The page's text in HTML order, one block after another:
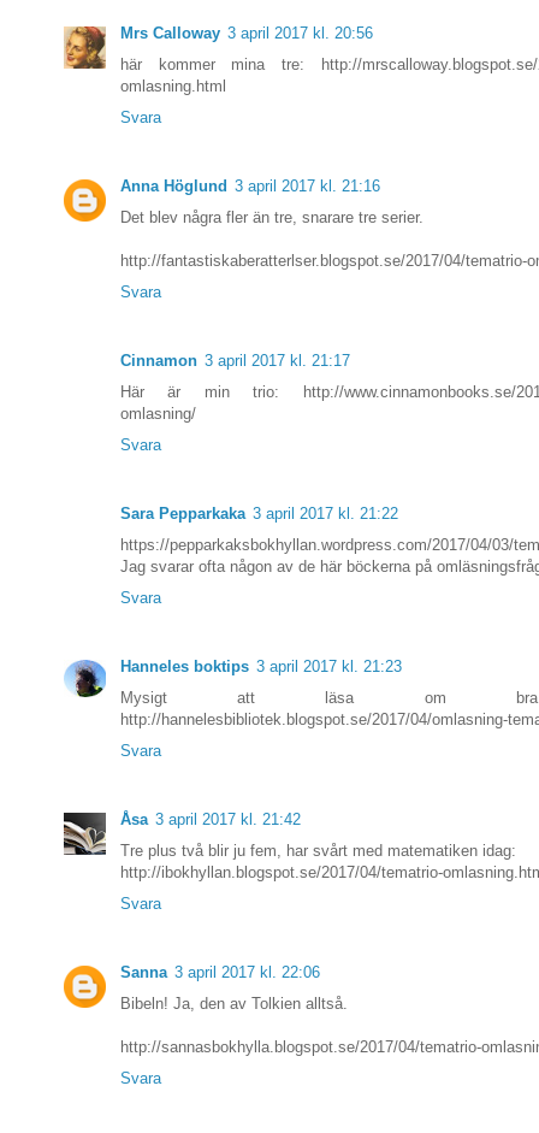
Mrs Calloway 3 april 2017 kl. 20:56
här kommer mina tre: http://mrscalloway.blogspot.se/
omlasning.html
Svara
Anna Höglund 3 april 2017 kl. 21:16
Det blev några fler än tre, snarare tre serier.
http://fantastiskaberatterlser.blogspot.se/2017/04/tematrio-
Svara
Cinnamon 3 april 2017 kl. 21:17
Här är min trio: http://www.cinnamonbooks.se/
omlasning/
Svara
Sara Pepparkaka 3 april 2017 kl. 21:22
https://pepparkaksbokhyllan.wordpress.com/2017/04/03/
Jag svarar ofta någon av de här böckerna på
Svara
Hanneles boktips 3 april 2017 kl. 21:23
Mysigt att läsa om bra
http://hannelesbibliotek.blogspot.se/2017/04/omlasning-
Svara
Åsa 3 april 2017 kl. 21:42
Tre plus två blir ju fem, har svårt med matematiken idag:
http://ibokhyllan.blogspot.se/2017/04/tematrio-
Svara
Sanna 3 april 2017 kl. 22:06
Bibeln! Ja, den av Tolkien alltså.
http://sannasbokhylla.blogspot.se/2017/04/tematrio-
Svara